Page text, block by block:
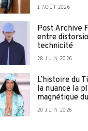
1 AOÛT 2026
Post Archive
entre
technicité
28 JUIN 2026
L’histoire du
la nuance la
magnétique
20 JUIN 2026